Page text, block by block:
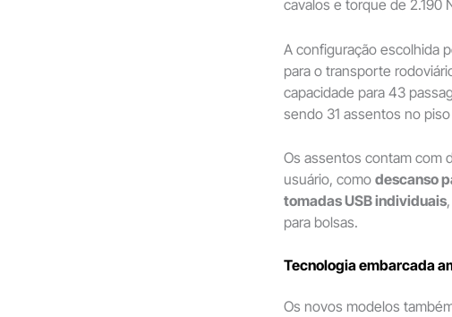
cavalos e torque de 2.190
A configuração escolhida
para o transporte
capacidade para 43
sendo 31 assentos no
Os assentos contam com
usuário, como descanso
tomadas USB individuais,
para bolsas.
Tecnologia embarcada
Os novos modelos